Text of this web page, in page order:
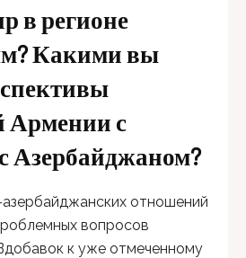
в регионе
Какими вы
Армении с
Азербайджаном?
отношений
вопросов
к уже отмеченному